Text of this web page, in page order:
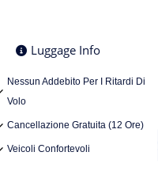
Luggage Info
Nessun Addebito Per I Ritardi Di
Volo
Cancellazione Gratuita (12 Ore)
Veicoli Confortevoli